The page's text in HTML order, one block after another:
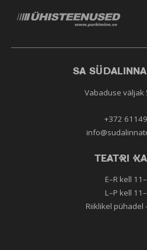
M. Sebastian «Nimetu täht»,
lavastaja Ekaterina Korabelnik –
A. J. Lerner ja F. Loewe "Minu
SA
Vabaduse väljak
+372
TEATRI
E–R kell
L–P kell
Riiklikel pühadel